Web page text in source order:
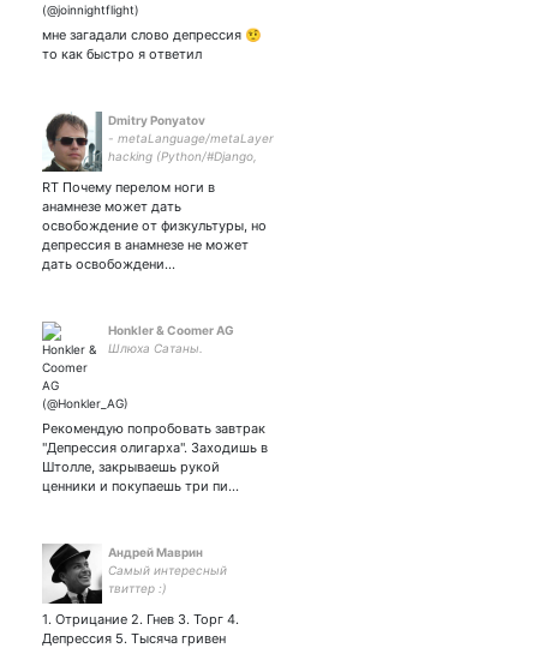
unbelievable amazing
мне загадали слово депрессия 🤨
то как быстро я ответил
Dmitry Ponyatov
- metaLanguage/metaLayer
hacking (Python/#Django,
#NimLang) - embedded
Linux & #IoT
RT Почему перелом ноги в
анамнезе может дать
освобождение от физкультуры, но
депрессия в анамнезе не может
дать освобождени…
Honkler & Coomer AG
Шлюха Сатаны.
Рекомендую попробовать завтрак
"Депрессия олигарха". Заходишь в
Штолле, закрываешь рукой
ценники и покупаешь три пи…
Андрей Маврин
Самый интересный
твиттер :)
1. Отрицание 2. Гнев 3. Торг 4.
Депрессия 5. Тысяча гривен